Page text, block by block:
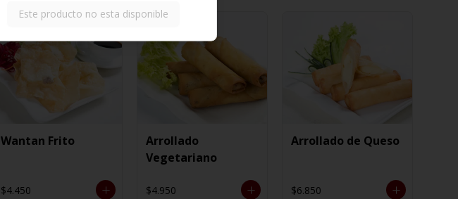
Wantan Frito
$4.450
Arrollado
Vegetariano
$4.950
Arrollado de Queso
$6.850
Este producto no esta disponible